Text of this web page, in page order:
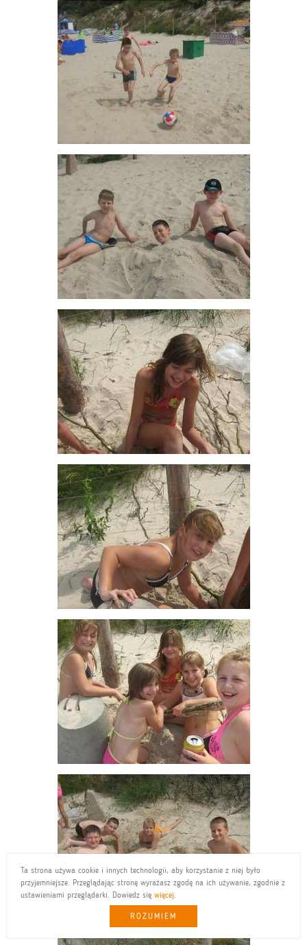
Ta strona używa cookie i innych technologii, aby korzystanie z niej było
przyjemniejsze. Przeglądając stronę wyrażasz zgodę na ich używanie, zgodnie z
ustawieniami przeglądarki. Dowiedz się więcej.
ROZUMIEM